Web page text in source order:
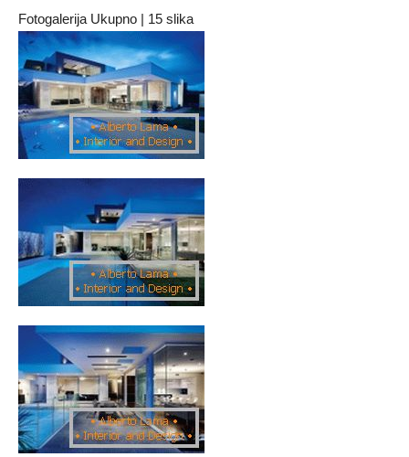
Fotogalerija Ukupno | 15 slika